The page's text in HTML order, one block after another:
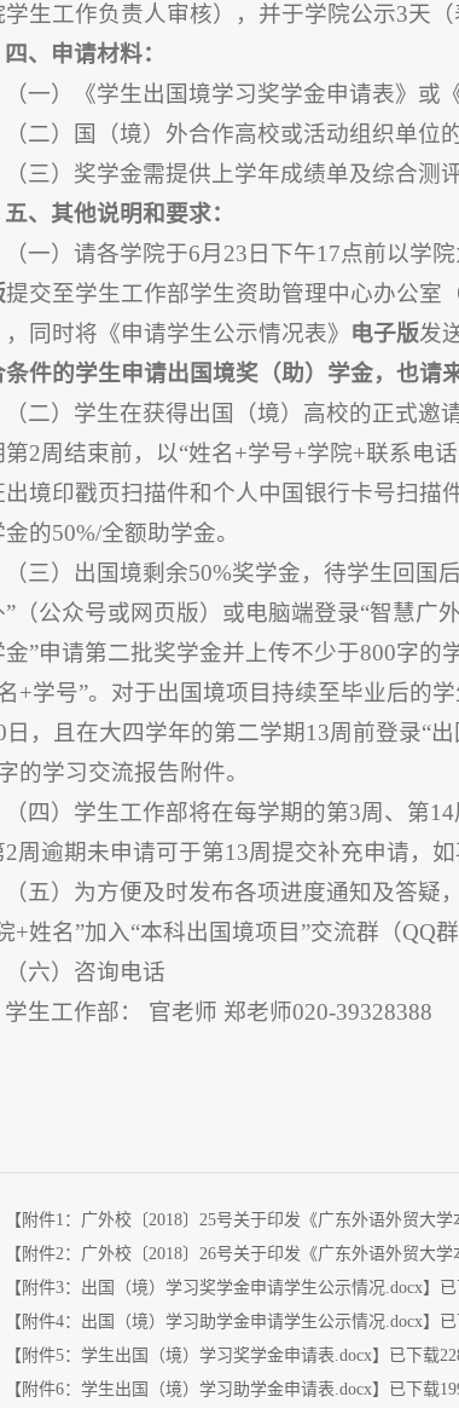
学生工作负责人审核），并于学院公示3天（
四、申请材料：
（一）《学生出国境学习奖学金申请表》或
（二）国（境）外合作高校或活动组织单位
（三）奖学金需提供上学年成绩单及综合测
五、其他说明和要求：
（一）请各学院于6月23日下午17点前以学
提交至学生工作部学生资助管理中心办公室
同时将《申请学生公示情况表》 电子版发
条件的学生申请出国境奖（助）学金，也请
（二）学生在获得出国（境）高校的正式
第2周结束前，以“姓名+学号+学院+联系电
出境印戳页扫描件和个人中国银行卡号扫描
的50%/全额助学金。
（三）出国境剩余50%奖学金，待学生回国
（公众号或网页版）或电脑端登录“智慧广
金”申请第二批奖学金并上传不少于800字的
+学号”。对于出国境项目持续至毕业后的
日，且在大四学年的第二学期13周前登录“
的学习交流报告附件。
（四）学生工作部将在每学期的第3周、第
2周逾期未申请可于第13周提交补充申请，
（五）为方便及时发布各项进度通知及答
+姓名”加入“本科出国境项目”交流群（QQ群
（六）咨询电话
学生工作部： 官老师 郑老师020-39328388
【 附件1：广外校〔2018〕25号关于印发《广东外语外贸大
【 附件2：广外校〔2018〕26号关于印发《广东外语外贸大
【 附件3：出国（境）学习奖学金申请学生公示情况.docx】
【 附件4：出国（境）学习助学金申请学生公示情况.docx】
【 附件5：学生出国（境）学习奖学金申请表.docx】已下载
【 附件6：学生出国（境）学习助学金申请表.docx】已下载